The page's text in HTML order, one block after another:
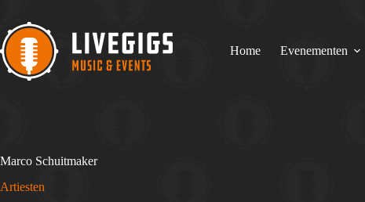
de
inhoud
Home Evenementen
Marco Schuitmaker
Artiesten